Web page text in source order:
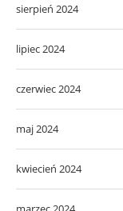
sierpień 2024
lipiec 2024
czerwiec 2024
maj 2024
kwiecień 2024